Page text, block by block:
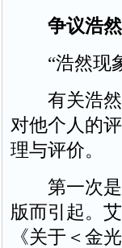
争议浩然
“浩然现象
有关浩然
对他个人的
理与评价。
第一次是
版而引起。
《关于＜金